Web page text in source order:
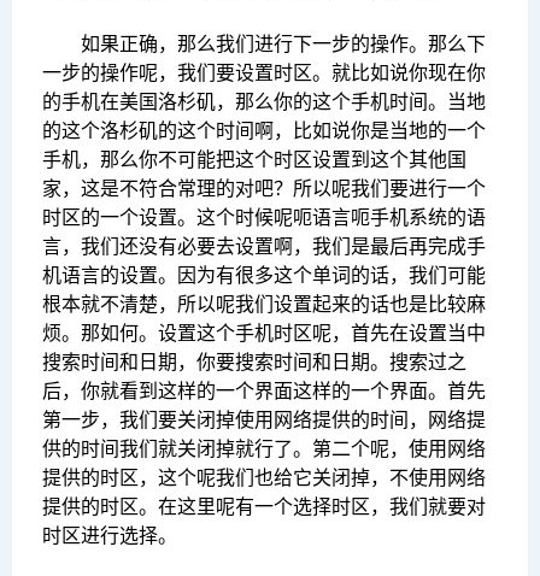
如果正确，那么我们进行下一步的操作。那么下
一步的操作呢，我们要设置时区。就比如说你现在你
的手机在美国洛杉矶，那么你的这个手机时间。当地
的这个洛杉矶的这个时间啊，比如说你是当地的一个
手机，那么你不可能把这个时区设置到这个其他国
家，这是不符合常理的对吧？所以呢我们要进行一个
时区的一个设置。这个时候呢呃语言呃手机系统的语
言，我们还没有必要去设置啊，我们是最后再完成手
机语言的设置。因为有很多这个单词的话，我们可能
根本就不清楚，所以呢我们设置起来的话也是比较麻
烦。那如何。设置这个手机时区呢，首先在设置当中
搜索时间和日期，你要搜索时间和日期。搜索过之
后，你就看到这样的一个界面这样的一个界面。首先
第一步，我们要关闭掉使用网络提供的时间，网络提
供的时间我们就关闭掉就行了。第二个呢，使用网络
提供的时区，这个呢我们也给它关闭掉，不使用网络
提供的时区。在这里呢有一个选择时区，我们就要对
时区进行选择。